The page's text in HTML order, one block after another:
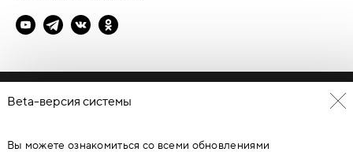
Политика конфиденциальности
© Каталог дверей - DverProf, 2021-2026Материалы сайта
Beta-версия системы
Вы можете ознакомиться со всеми обновлениями